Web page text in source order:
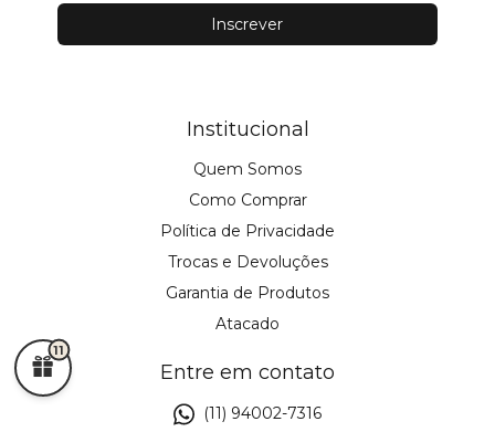
Institucional
Quem Somos
Como Comprar
Política de Privacidade
Trocas e Devoluções
Garantia de Produtos
Atacado
Entre em contato
(11) 94002-7316
11